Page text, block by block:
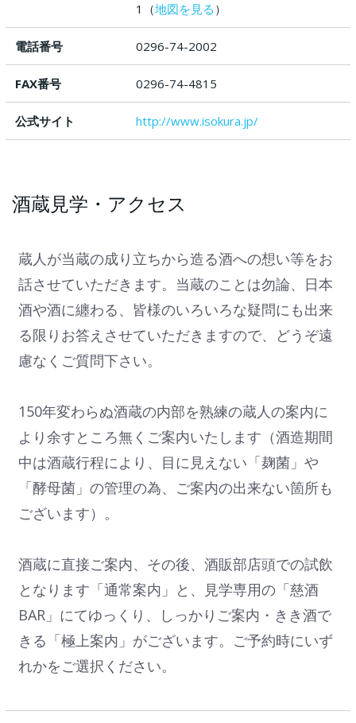
1（地図を見る ）
電話番号 0296-74-2002
FAX番号 0296-74-4815
公式サイト http://www.isokura.jp/
酒蔵見学・アクセス
蔵人が当蔵の成り立ちから造る酒への想い等をお
話させていただきます。当蔵のことは勿論、日本
酒や酒に纏わる、皆様のいろいろな疑問にも出来
る限りお答えさせていただきますので、どうぞ遠
慮なくご質問下さい。
150年変わらぬ酒蔵の内部を熟練の蔵人の案内に
より余すところ無くご案内いたします（酒造期間
中は酒蔵行程により、目に見えない「麹菌」や
「酵母菌」の管理の為、ご案内の出来ない箇所も
ございます）。
酒蔵に直接ご案内、その後、酒販部店頭での試飲
となります「通常案内」と、見学専用の「慈酒
BAR」にてゆっくり、しっかりご案内・きき酒で
きる「極上案内」がございます。ご予約時にいず
れかをご選択ください。